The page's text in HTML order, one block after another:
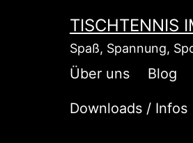
TISCHTENNIS
Spaß, Spannung,
Über uns Blog
Downloads / Infos